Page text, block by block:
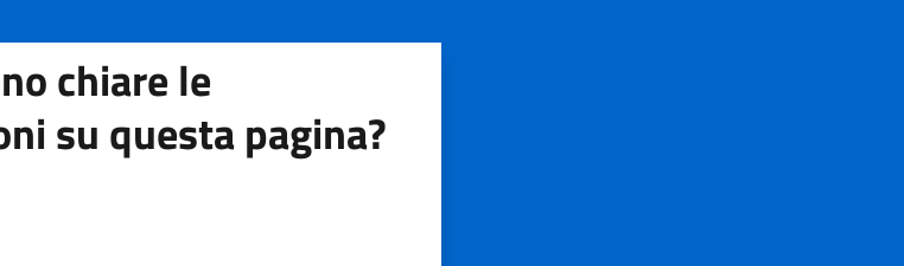
chiare le
su questa pagina?